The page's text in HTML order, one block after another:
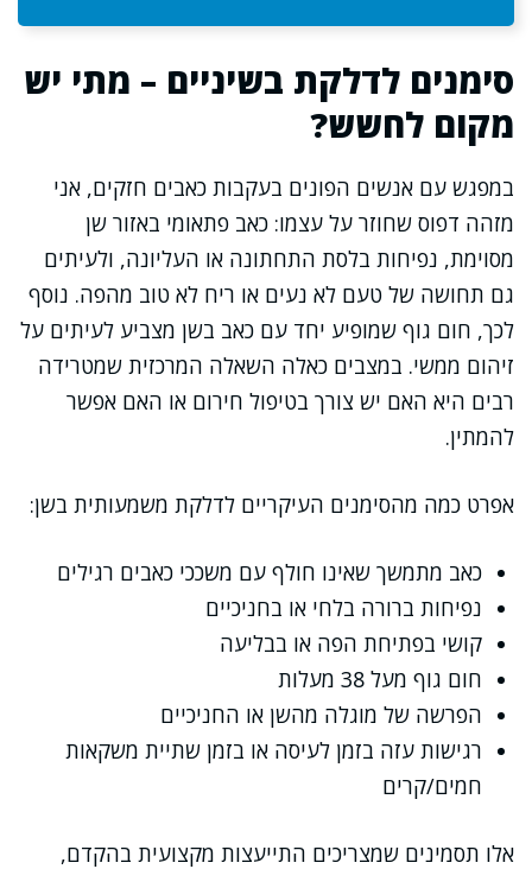
סימנים לדלקת בשיניים – מתי יש
מקום לחשש?
במפגש עם אנשים הפונים בעקבות כאבים חזקים, אני
מזהה דפוס שחוזר על עצמו: כאב פתאומי באזור שן
מסוימת, נפיחות בלסת התחתונה או העליונה, ולעיתים
גם תחושה של טעם לא נעים או ריח לא טוב מהפה. נוסף
לכך, חום גוף שמופיע יחד עם כאב בשן מצביע לעיתים על
זיהום ממשי. במצבים כאלה השאלה המרכזית שמטרידה
רבים היא האם יש צורך בטיפול חירום או האם אפשר
להמתין.
אפרט כמה מהסימנים העיקריים לדלקת משמעותית בשן:
כאב מתמשך שאינו חולף עם משככי כאבים רגילים
נפיחות ברורה בלחי או בחניכיים
קושי בפתיחת הפה או בבליעה
חום גוף מעל 38 מעלות
הפרשה של מוגלה מהשן או החניכיים
רגישות עזה בזמן לעיסה או בזמן שתיית משקאות
חמים/קרים
אלו תסמינים שמצריכים התייעצות מקצועית בהקדם,